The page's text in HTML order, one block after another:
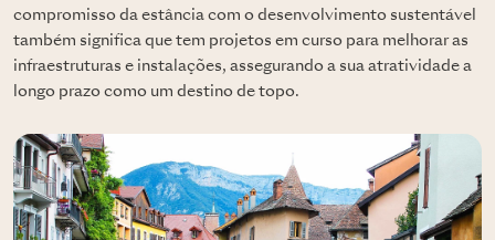
compromisso da estância com o desenvolvimento sustentável
também significa que tem projetos em curso para melhorar as
infraestruturas e instalações, assegurando a sua atratividade a
longo prazo como um destino de topo.